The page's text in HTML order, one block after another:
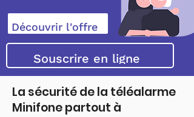
Découvrir l'offre
Souscrire en ligne
La sécurité de la téléalarme
Minifone partout à